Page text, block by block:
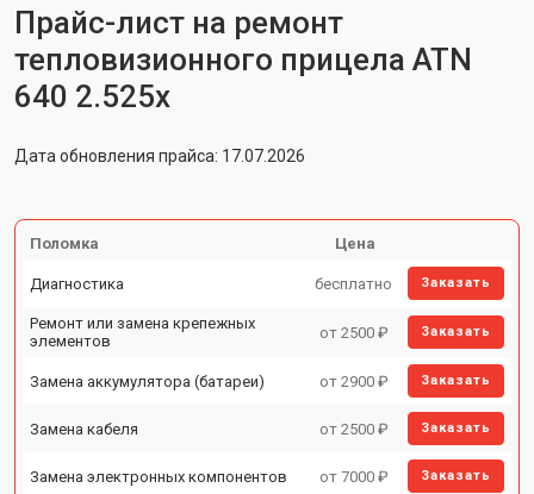
Прайс-лист на ремонт
тепловизионного прицела ATN
640 2.525x
Дата обновления прайса: 17.07.2026
Поломка Цена
Диагностика бесплатно Заказать
Ремонт или замена крепежных
элементов
от 2500 ₽ Заказать
Замена аккумулятора (батареи) от 2900 ₽ Заказать
Замена кабеля от 2500 ₽ Заказать
Замена электронных компонентов от 7000 ₽ Заказать